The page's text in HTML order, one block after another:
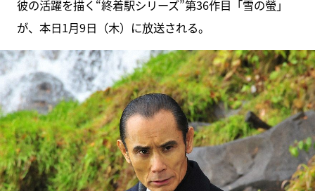
彼の活躍を描く“終着駅シリーズ”第36作目「雪の螢」
が、本日1月9日（木）に放送される。